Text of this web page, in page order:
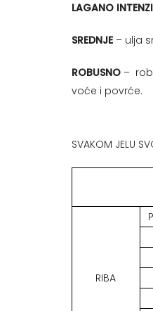
LAGANO
SREDNJE – ulja
ROBUSNO –
voće i povrće.
SVAKOM JELU
RIBA